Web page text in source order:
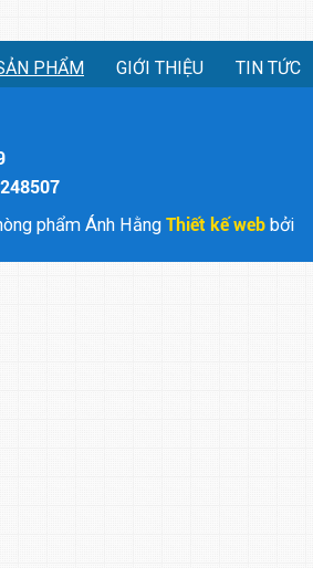
PHẨM GIỚI THIỆU TIN TỨC
phẩm Ánh Hằng Thiết kế web bởi